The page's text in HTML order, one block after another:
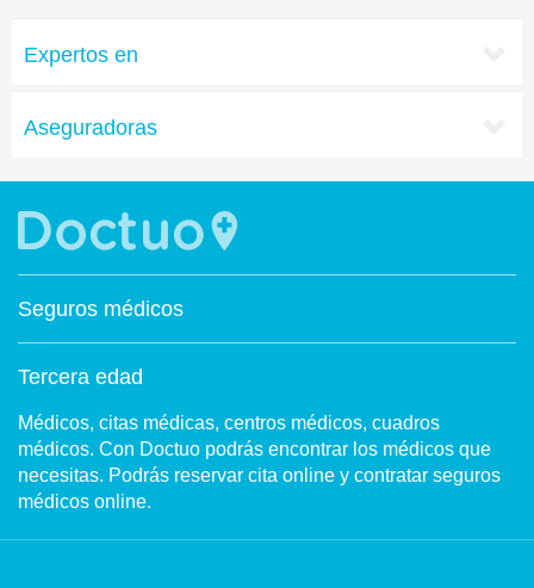
Expertos en
Aseguradoras
Seguros médicos
Tercera edad
Médicos, citas médicas, centros médicos, cuadros
médicos. Con Doctuo podrás encontrar los médicos que
necesitas. Podrás reservar cita online y contratar seguros
médicos online.